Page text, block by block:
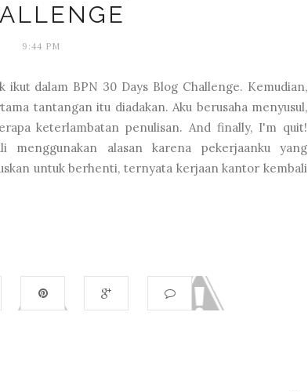
9:44 PM
ikut dalam BPN 30 Days Blog Challenge. Kemudian,
tantangan itu diadakan. Aku berusaha menyusul,
keterlambatan penulisan. And finally, I'm quit!
menggunakan alasan karena pekerjaanku yang
untuk berhenti, ternyata kerjaan kantor kembali